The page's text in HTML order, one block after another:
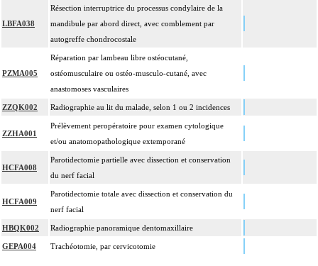
LBFA038
Résection interruptrice du processus condylaire de la
mandibule par abord direct, avec comblement par
autogreffe chondrocostale
PZMA005
Réparation par lambeau libre ostéocutané,
ostéomusculaire ou ostéo-musculo-cutané, avec
anastomoses vasculaires
ZZQK002 Radiographie au lit du malade, selon 1 ou 2 incidences
ZZHA001
Prélèvement peropératoire pour examen cytologique
et/ou anatomopathologique extemporané
HCFA008
Parotidectomie partielle avec dissection et conservation
du nerf facial
HCFA009
Parotidectomie totale avec dissection et conservation du
nerf facial
HBQK002 Radiographie panoramique dentomaxillaire
GEPA004 Trachéotomie, par cervicotomie